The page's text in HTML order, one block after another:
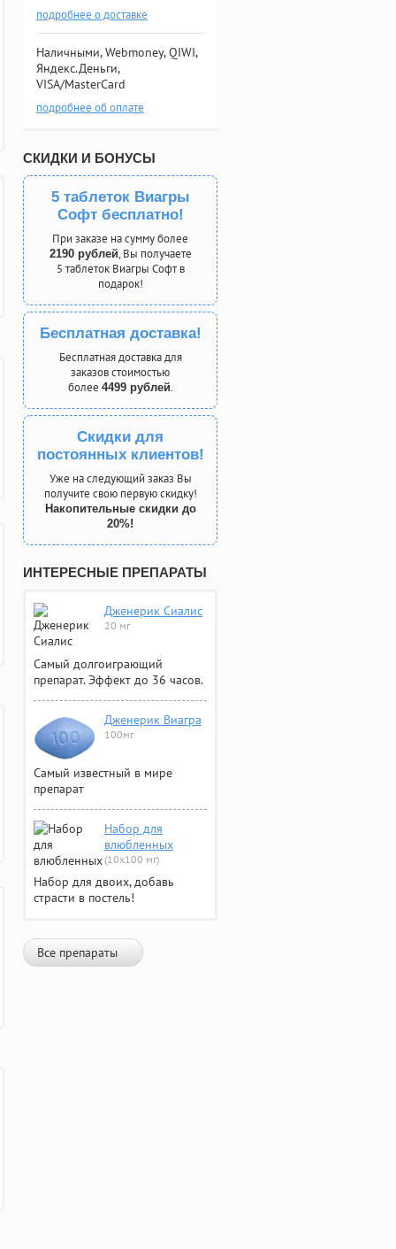
подробнее о доставке
Наличными, Webmoney, QIWI,
Яндекс.Деньги,
VISA/MasterCard
подробнее об оплате
СКИДКИ И БОНУСЫ
5 таблеток Виагры
Софт бесплатно!
При заказе на сумму более
2190 рублей, Вы получаете
5 таблеток Виагры Софт в
подарок!
Бесплатная доставка!
Бесплатная доставка для
заказов стоимостью
более 4499 рублей.
Скидки для
постоянных клиентов!
Уже на следующий заказ Вы
получите свою первую скидку!
Накопительные скидки до
20%!
ИНТЕРЕСНЫЕ ПРЕПАРАТЫ
Дженерик Сиалис
20 мг
Самый долгоиграющий
препарат. Эффект до 36 часов.
Дженерик Виагра
100мг
Самый известный в мире
препарат
Набор для
влюбленных
(10х100 мг)
Набор для двоих, добавь
страсти в постель!
Все препараты